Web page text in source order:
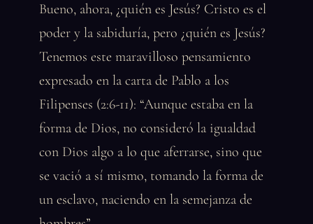
Bueno, ahora, ¿quién es Jesús? Cristo es el
poder y la sabiduría, pero ¿quién es Jesús?
Tenemos este maravilloso pensamiento
expresado en la carta de Pablo a los
Filipenses (2:6-11): “Aunque estaba en la
forma de Dios, no consideró la igualdad
con Dios algo a lo que aferrarse, sino que
se vació a sí mismo, tomando la forma de
un esclavo, naciendo en la semejanza de